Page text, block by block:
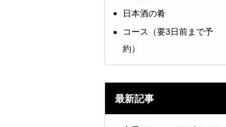
日本酒の肴
コース（要3日前まで予
約）
最新記事